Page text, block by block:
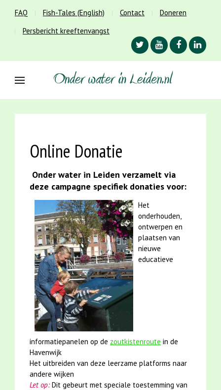
FAQ Fish-Tales (English) Contact
Doneren
Persbericht kreeftenvangst
Online Donatie
Onder water in Leiden verzamelt via
deze campagne specifiek donaties voor:
Het
onderhouden,
ontwerpen en
plaatsen van
nieuwe
educatieve
informatiepanelen op de zoutkistenroute in de
Havenwijk
Het uitbreiden van deze leerzame platforms naar
andere wijken
Let op:Dit gebeurt met speciale toestemming van